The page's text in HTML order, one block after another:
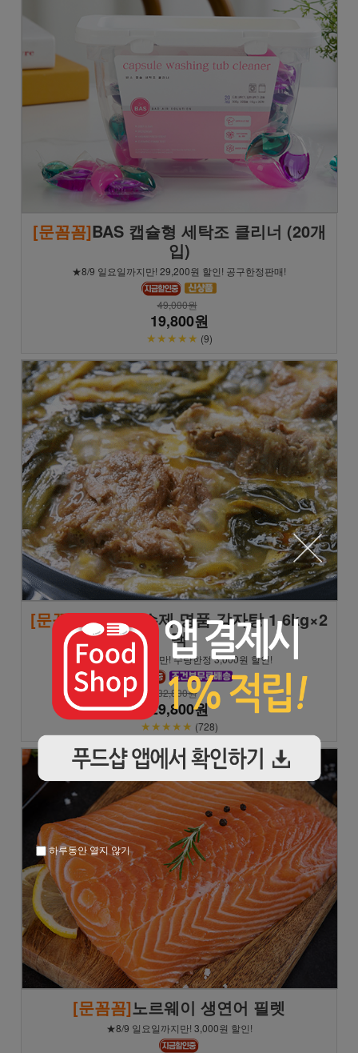
[문꼼꼼]BAS 캡슐형 세탁조 클리너 (20개
입)
★8/9 일요일까지만! 29,200원 할인! 공구한정판매!
49,000원
19,800원
★★★★★ (9)
[문꼼꼼]모녀진 수제 명품 감자탕 1.6kg×2
팩
★8/9 일요일까지만! 수량한정 3,000원 할인!
32,800원
29,800원
★★★★★ (728)
[문꼼꼼]노르웨이 생연어 필렛
★8/9 일요일까지만! 3,000원 할인!
하루동안 열지 않기